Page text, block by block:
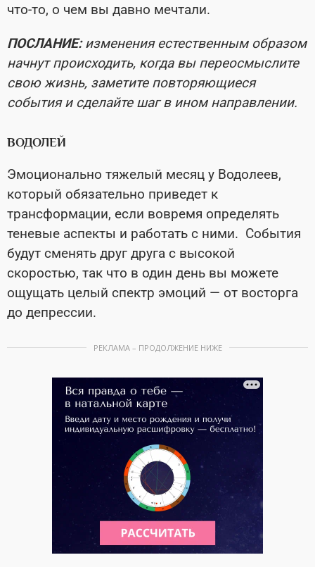
что-то, о чем вы давно мечтали.
ПОСЛАНИЕ:изменения естественным образом
начнут происходить, когда вы переосмыслите
свою жизнь, заметите повторяющиеся
события и сделайте шаг в ином направлении.
ВОДОЛЕЙ
Эмоционально тяжелый месяц у Водолеев,
который обязательно приведет к
трансформации, если вовремя определять
теневые аспекты и работать с ними. События
будут сменять друг друга с высокой
скоростью, так что в один день вы можете
ощущать целый спектр эмоций — от восторга
до депрессии.
РЕКЛАМА – ПРОДОЛЖЕНИЕ НИЖЕ